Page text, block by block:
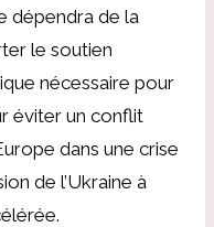
dépendra de la
le soutien
nécessaire pour
éviter un conflit
dans une crise
de l’Ukraine à